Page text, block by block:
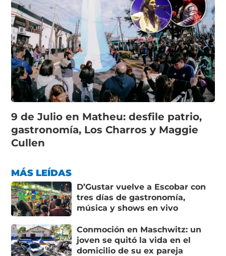
9 de Julio en Matheu: desfile patrio,
gastronomía, Los Charros y Maggie
Cullen
MÁS LEÍDAS
D’Gustar vuelve a Escobar con
tres días de gastronomía,
música y shows en vivo
Conmoción en Maschwitz: un
joven se quitó la vida en el
domicilio de su ex pareja